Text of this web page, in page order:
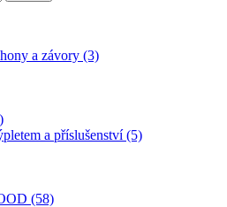
a závory (3)
a příslušenství (5)
(58)